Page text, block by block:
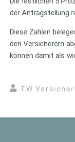
der Antragstellung
Diese Zahlen
den Versicherern
können damit als
TW